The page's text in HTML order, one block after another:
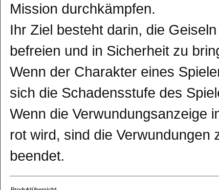
Mission durchkämpfen.
Ihr Ziel besteht darin, die
befreien und in Sicherheit zu
Wenn der Charakter eines
sich die Schadensstufe des
Wenn die Verwundungsanzeige
rot wird, sind die
beendet.